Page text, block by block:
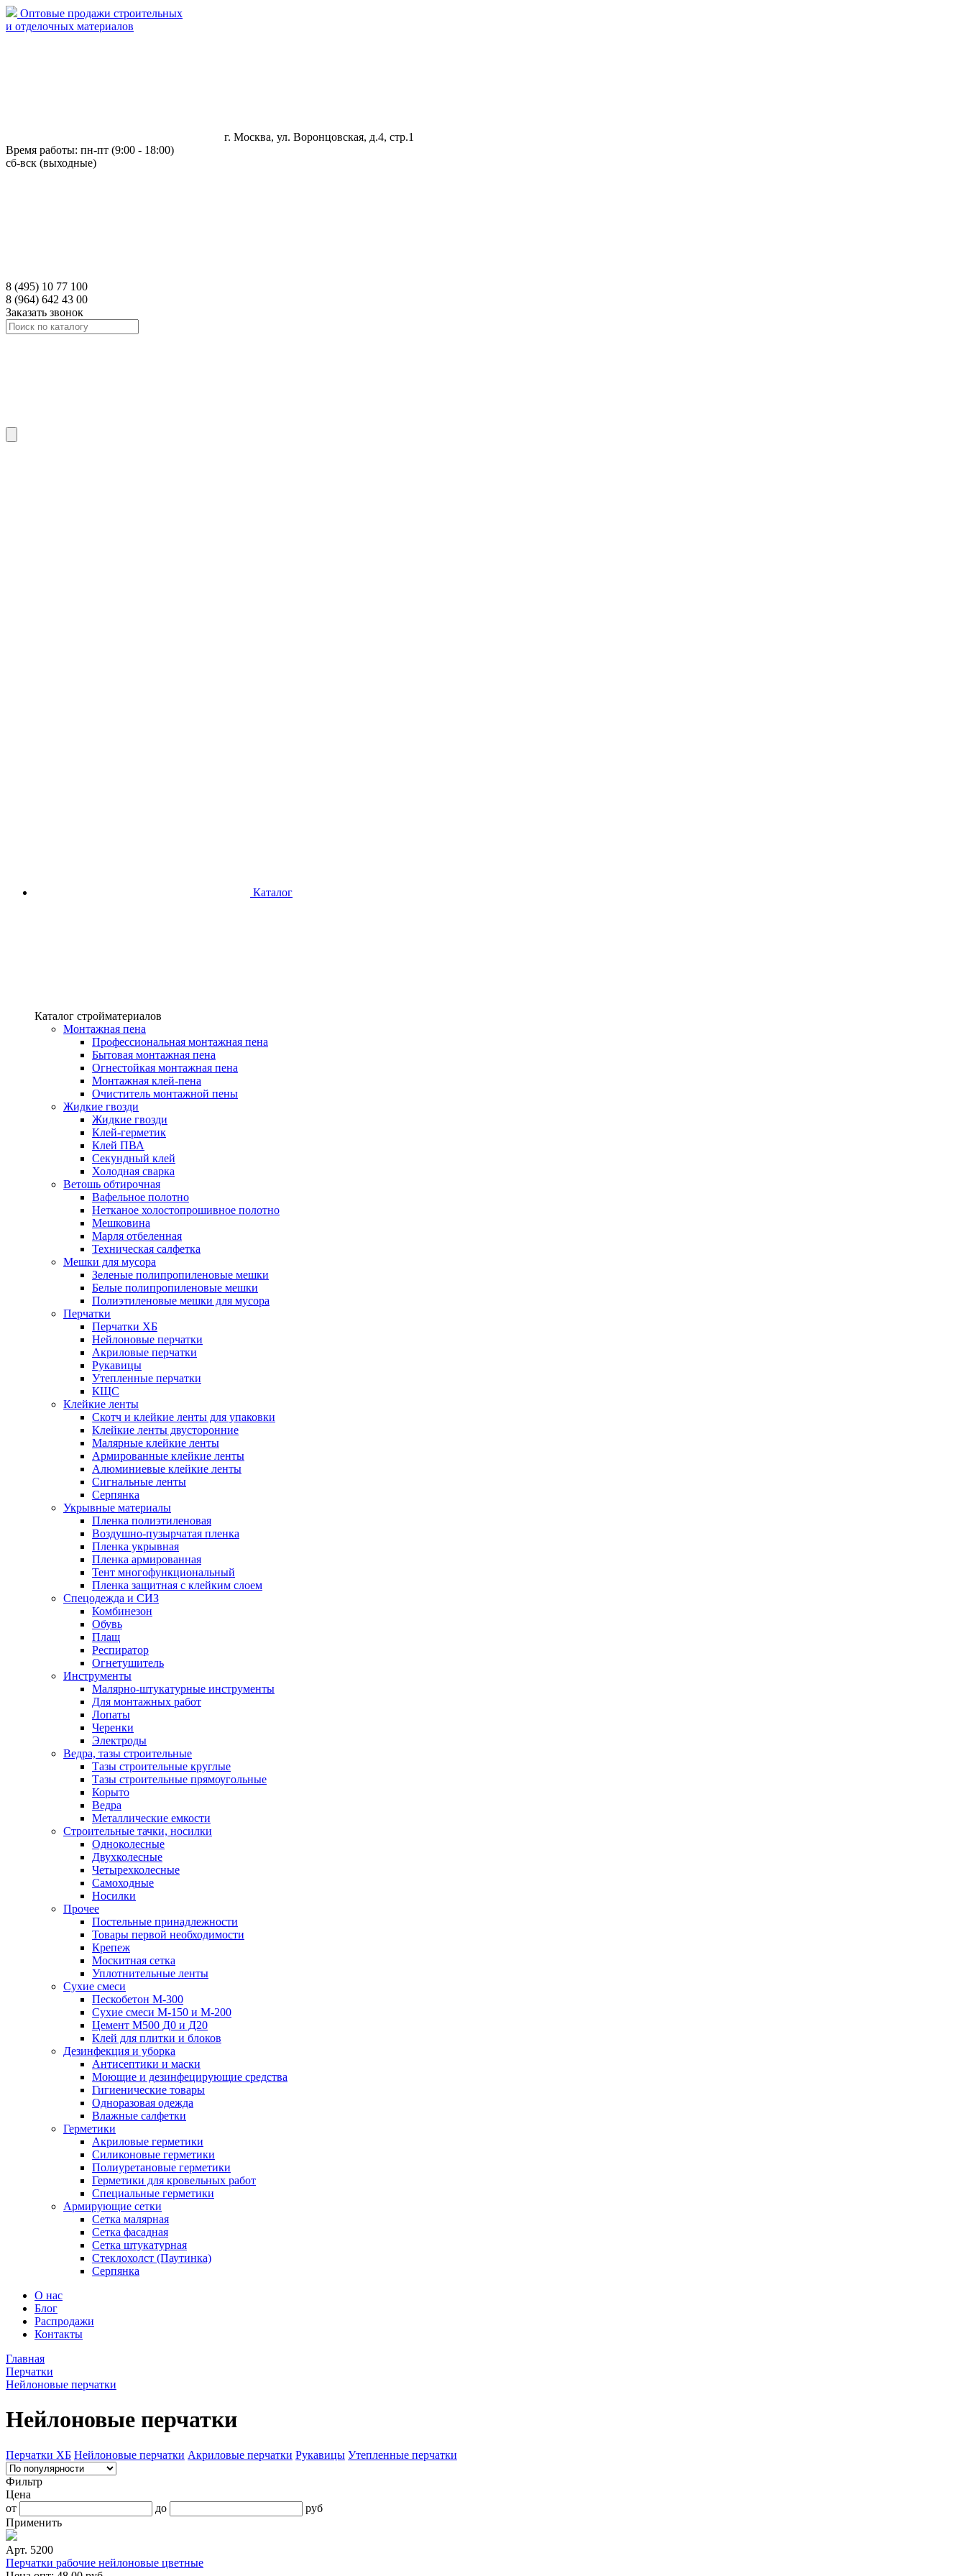
Оптовые продажи строительных
и отделочных материалов
г. Москва, ул. Воронцовская, д.4, стр.1
Время работы: пн-пт (9:00 - 18:00)
сб-вск (выходные)
8 (495) 10 77 100
8 (964) 642 43 00
Заказать звонок
Каталог
Каталог стройматериалов
Монтажная пена
Профессиональная монтажная пена
Бытовая монтажная пена
Огнестойкая монтажная пена
Монтажная клей-пена
Очиститель монтажной пены
Жидкие гвозди
Жидкие гвозди
Клей-герметик
Клей ПВА
Секундный клей
Холодная сварка
Ветошь обтирочная
Вафельное полотно
Нетканое холостопрошивное полотно
Мешковина
Марля отбеленная
Техническая салфетка
Мешки для мусора
Зеленые полипропиленовые мешки
Белые полипропиленовые мешки
Полиэтиленовые мешки для мусора
Перчатки
Перчатки ХБ
Нейлоновые перчатки
Акриловые перчатки
Рукавицы
Утепленные перчатки
КЩС
Клейкие ленты
Скотч и клейкие ленты для упаковки
Клейкие ленты двусторонние
Малярные клейкие ленты
Армированные клейкие ленты
Алюминиевые клейкие ленты
Сигнальные ленты
Серпянка
Укрывные материалы
Пленка полиэтиленовая
Воздушно-пузырчатая пленка
Пленка укрывная
Пленка армированная
Тент многофункциональный
Пленка защитная с клейким слоем
Спецодежда и СИЗ
Комбинезон
Обувь
Плащ
Респиратор
Огнетушитель
Инструменты
Малярно-штукатурные инструменты
Для монтажных работ
Лопаты
Черенки
Электроды
Ведра, тазы строительные
Тазы строительные круглые
Тазы строительные прямоугольные
Корыто
Ведра
Металлические емкости
Строительные тачки, носилки
Одноколесные
Двухколесные
Четырехколесные
Самоходные
Носилки
Прочее
Постельные принадлежности
Товары первой необходимости
Крепеж
Москитная сетка
Уплотнительные ленты
Сухие смеси
Пескобетон М-300
Сухие смеси М-150 и М-200
Цемент М500 Д0 и Д20
Клей для плитки и блоков
Дезинфекция и уборка
Антисептики и маски
Моющие и дезинфецирующие средства
Гигиенические товары
Одноразовая одежда
Влажные салфетки
Герметики
Акриловые герметики
Силиконовые герметики
Полиуретановые герметики
Герметики для кровельных работ
Специальные герметики
Армирующие сетки
Сетка малярная
Сетка фасадная
Сетка штукатурная
Стеклохолст (Паутинка)
Серпянка
О нас
Блог
Распродажи
Контакты
Главная
Перчатки
Нейлоновые перчатки
Нейлоновые перчатки
Перчатки ХБ Нейлоновые перчатки Акриловые перчатки Рукавицы Утепленные перчатки
Фильтр
Цена
от
до
руб
Применить
Арт. 5200
Перчатки рабочие нейлоновые цветные